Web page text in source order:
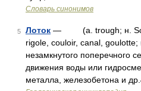
Словарь синонимов
5 Лоток — (a. trough; н.
rigole, couloir, canal, goulotte;
незамкнутого поперечного
движения воды или
металла, железобетона и